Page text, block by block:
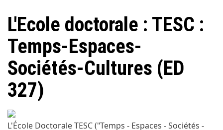
L'Ecole doctorale : TESC :
Temps-Espaces-
Sociétés-Cultures (ED
327)
L'École Doctorale TESC ("Temps - Espaces - Sociétés -